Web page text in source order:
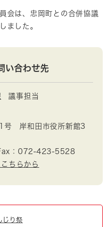
会は、忠岡町との合併協議
ました。
い合わせ先
議事担当
号 岸和田市役所新館3
：072-423-5528
ちらから
じり祭